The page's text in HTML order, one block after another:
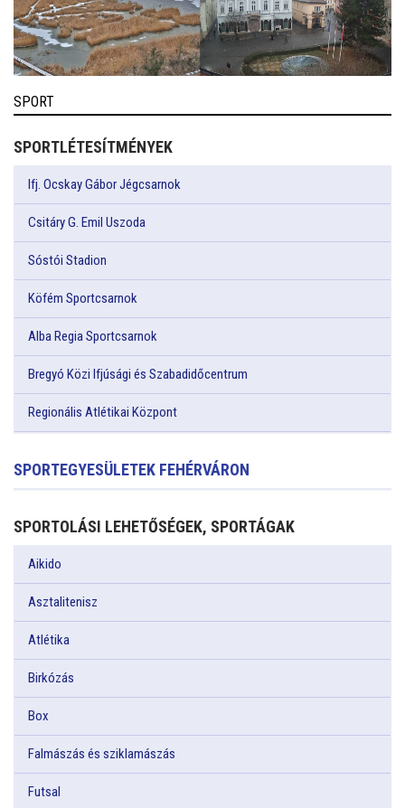
SPORT
SPORTLÉTESÍTMÉNYEK
Ifj. Ocskay Gábor Jégcsarnok
Csitáry G. Emil Uszoda
Sóstói Stadion
Köfém Sportcsarnok
Alba Regia Sportcsarnok
Bregyó Közi Ifjúsági és Szabadidőcentrum
Regionális Atlétikai Központ
SPORTEGYESÜLETEK FEHÉRVÁRON
SPORTOLÁSI LEHETŐSÉGEK, SPORTÁGAK
Aikido
Asztalitenisz
Atlétika
Birkózás
Box
Falmászás és sziklamászás
Futsal